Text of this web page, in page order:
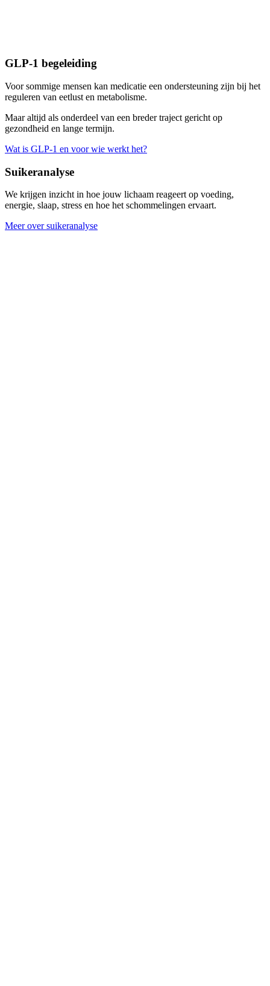
GLP-1 begeleiding
Voor sommige mensen kan medicatie een ondersteuning zijn bij het
reguleren van eetlust en metabolisme.
Maar altijd als onderdeel van een breder traject gericht op
gezondheid en lange termijn.
Wat is GLP-1 en voor wie werkt het?
Suikeranalyse
We krijgen inzicht in hoe jouw lichaam reageert op voeding,
energie, slaap, stress en hoe het schommelingen ervaart.
Meer over suikeranalyse